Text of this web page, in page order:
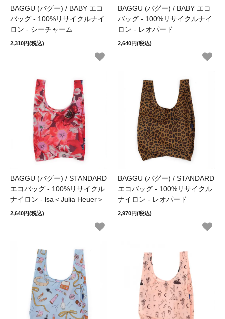
BAGGU (バグー) / BABY エコ
バッグ - 100%リサイクルナイ
ロン - シーチャーム
2,310円(税込)
BAGGU (バグー) / BABY エコ
バッグ - 100%リサイクルナイ
ロン - レオパード
2,640円(税込)
BAGGU (バグー) / STANDARD
エコバッグ - 100%リサイクル
ナイロン - lsa＜Julia Heuer＞
2,640円(税込)
BAGGU (バグー) / STANDARD
エコバッグ - 100%リサイクル
ナイロン - レオパード
2,970円(税込)